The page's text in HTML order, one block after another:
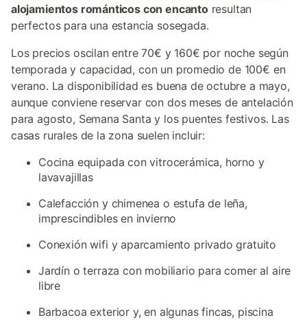
alojamientos románticos con encantoresultan
perfectos para una estancia sosegada.
Los precios oscilan entre 70€ y 160€ por noche según
temporada y capacidad, con un promedio de 100€ en
verano. La disponibilidad es buena de octubre a mayo,
aunque conviene reservar con dos meses de antelación
para agosto, Semana Santa y los puentes festivos. Las
casas rurales de la zona suelen incluir:
Cocina equipada con vitrocerámica, horno y
lavavajillas
Calefacción y chimenea o estufa de leña,
imprescindibles en invierno
Conexión wifi y aparcamiento privado gratuito
Jardín o terraza con mobiliario para comer al aire
libre
Barbacoa exterior y, en algunas fincas, piscina